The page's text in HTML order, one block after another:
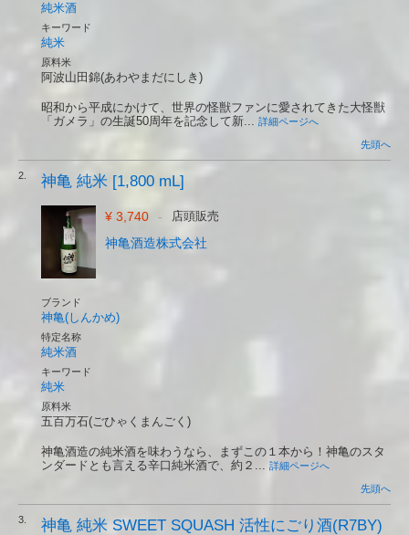
純米酒
キーワード
純米
原料米
阿波山田錦(あわやまだにしき)
昭和から平成にかけて、世界の怪獣ファンに愛されてきた大怪獣
「ガメラ」の生誕50周年を記念して新... 詳細ページへ
先頭へ
2. 神亀 純米 [1,800 mL]
¥ 3,740 - 店頭販売
神亀酒造株式会社
ブランド
神亀(しんかめ)
特定名称
純米酒
キーワード
純米
原料米
五百万石(ごひゃくまんごく)
神亀酒造の純米酒を味わうなら、まずこの１本から！神亀のスタ
ンダードとも言える辛口純米酒で、約２... 詳細ページへ
先頭へ
3.
神亀 純米 SWEET SQUASH 活性にごり酒(R7BY)